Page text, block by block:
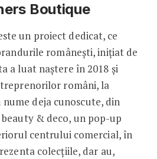
Boutique
un proiect dedicat, ce
românești, inițiat de
a luat naștere în 2018 și
români, la
deja cunoscute, din
& deco, un pop-up
centrului comercial, în
colecțiile, dar au,